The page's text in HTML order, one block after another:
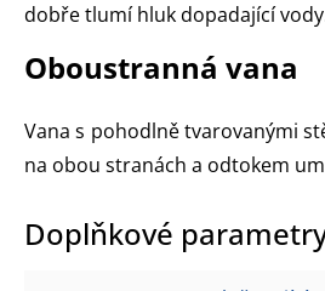
dobře tlumí hluk dopadající
Oboustranná vana
Vana s pohodlně tvarovanými
na obou stranách a odtokem
Doplňkové